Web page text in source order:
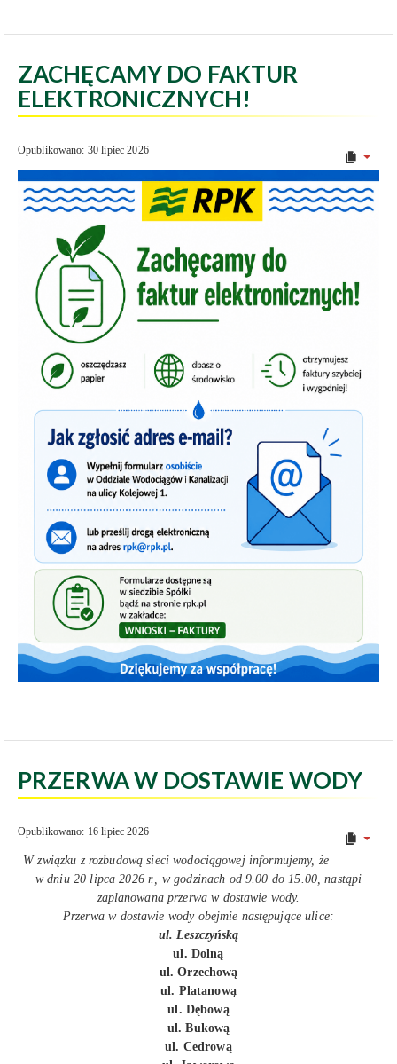
ZACHĘCAMY DO FAKTUR
ELEKTRONICZNYCH!
Opublikowano: 30 lipiec 2026
PRZERWA W DOSTAWIE WODY
Opublikowano: 16 lipiec 2026
W związku z rozbudową sieci wodociągowej informujemy, że
w dniu 20 lipca 2026 r., w godzinach od 9.00 do 15.00, nastąpi
zaplanowana przerwa w dostawie wody.
Przerwa w dostawie wody obejmie następujące ulice:
ul. Leszczyńską
ul. Dolną
ul. Orzechową
ul. Platanową
ul. Dębową
ul. Bukową
ul. Cedrową